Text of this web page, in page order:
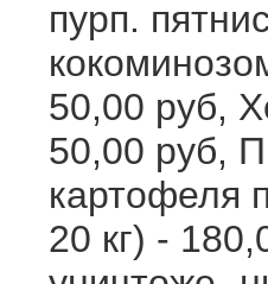
пурп.
50,00 руб,
50,00 руб,
картофеля
20 кг) -